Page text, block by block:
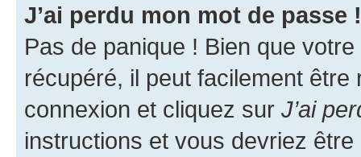
J’ai perdu mon mot de passe !
Pas de panique ! Bien que
récupéré, il peut facilement
connexion et cliquez sur J’ai
instructions et vous devriez